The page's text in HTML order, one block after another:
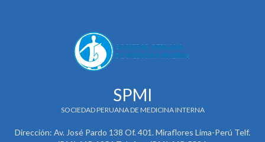
SPMI
SOCIEDAD PERUANA DE MEDICINA INTERNA
Dirección: Av. José Pardo 138 Of. 401. Miraflores Lima-Perú Telf.